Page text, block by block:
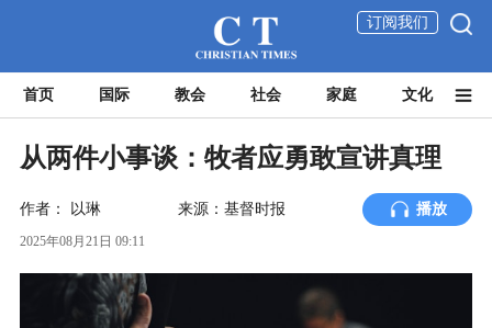
订阅我们
首页 国际 教会 社会 家庭 文化
从两件小事谈：牧者应勇敢宣讲真理
作者： 以琳 来源：基督时报 播放
2025年08月21日 09:11